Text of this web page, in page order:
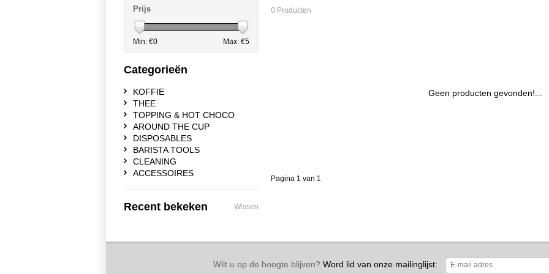
0 Producten
Geen producten gevonden!...
Pagina 1 van 1
Prijs
Min: €0 Max: €5
Categorieën
KOFFIE
THEE
TOPPING & HOT CHOCO
AROUND THE CUP
DISPOSABLES
BARISTA TOOLS
CLEANING
ACCESSOIRES
Recent bekeken Wissen
Wilt u op de hoogte blijven?Word lid van onze mailinglijst: